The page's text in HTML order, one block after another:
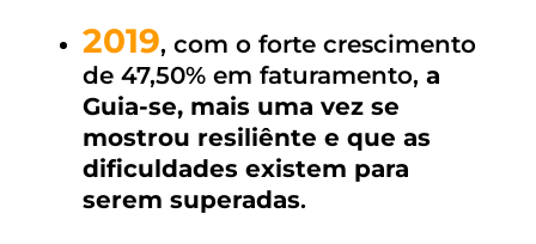
2019, com o forte crescimento
de 47,50% em faturamento, a
Guia-se, mais uma vez se
mostrou resiliênte e que as
dificuldades existem para
serem superadas.